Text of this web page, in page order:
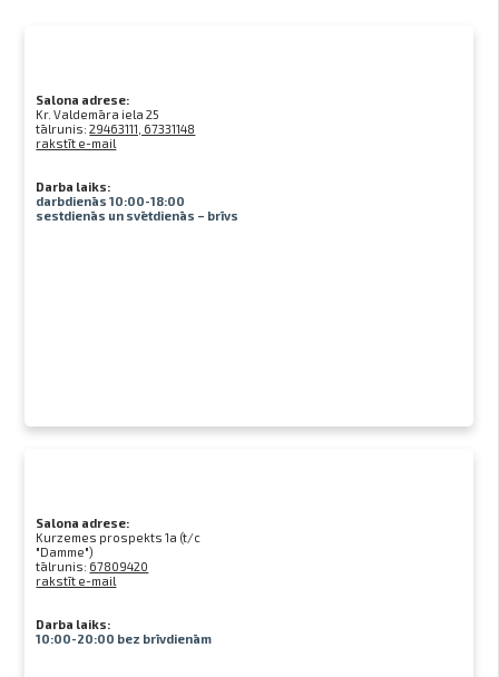
Salona adrese:
Kr. Valdemāra iela 25
tālrunis:29463111, 67331148
rakstīt e-mail
Darba laiks:
darbdienās 10:00-18:00
sestdienās un svētdienās – brīvs
Salona adrese:
Kurzemes prospekts 1a (t/c
"Damme")
tālrunis: 67809420
rakstīt e-mail
Darba laiks:
10:00-20:00 bez brīvdienām